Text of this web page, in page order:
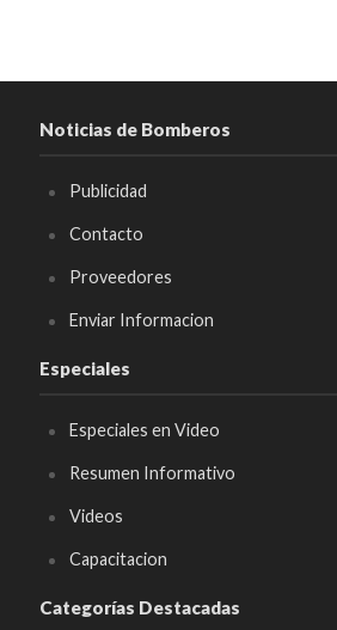
Noticias de Bomberos
Publicidad
Contacto
Proveedores
Enviar Informacion
Especiales
Especiales en Video
Resumen Informativo
Videos
Capacitacion
Categorías Destacadas